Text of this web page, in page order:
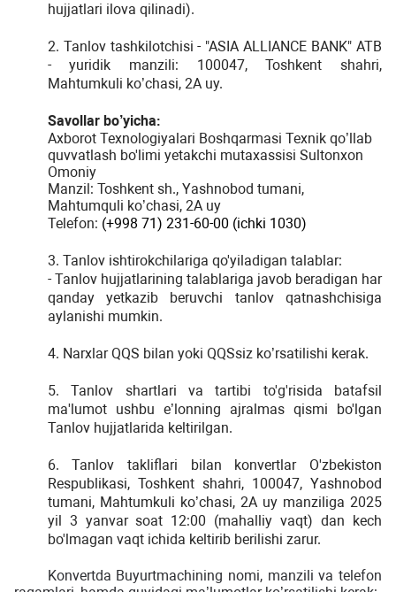
hujjatlari ilova qilinadi).
2. Tanlov tashkilotchisi - "ASIA ALLIANCE BANK" ATB
- yuridik manzili: 100047, Toshkent shahri,
Mahtumkuli ko’chasi, 2A uy.
Savollar bo’yicha:
Axborot Texnologiyalari Boshqarmasi Texnik qo’llab
quvvatlash bo'limi yetakchi mutaxassisi Sultonxon
Omoniy
Manzil: Toshkent sh., Yashnobod tumani,
Mahtumquli ko’chasi, 2A uy
Telefon: (+998 71) 231-60-00 (ichki 1030)
3. Tanlov ishtirokchilariga qo'yiladigan talablar:
- Tanlov hujjatlarining talablariga javob beradigan har
qanday yetkazib beruvchi tanlov qatnashchisiga
aylanishi mumkin.
4. Narxlar QQS bilan yoki QQSsiz ko’rsatilishi kerak.
5. Tanlov shartlari va tartibi to'g'risida batafsil
ma'lumot ushbu e’lonning ajralmas qismi bo'lgan
Tanlov hujjatlarida keltirilgan.
6. Tanlov takliflari bilan konvertlar O'zbekiston
Respublikasi, Toshkent shahri, 100047, Yashnobod
tumani, Mahtumkuli ko’chasi, 2A uy manziliga 2025
yil 3 yanvar soat 12:00 (mahalliy vaqt) dan kech
bo'lmagan vaqt ichida keltirib berilishi zarur.
Konvertda Buyurtmachining nomi, manzili va telefon